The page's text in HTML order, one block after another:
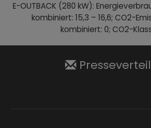
E-OUTBACK (280 kW):
kombiniert: 15,3 – 16,6; CO2-
kombiniert: 0; CO2-